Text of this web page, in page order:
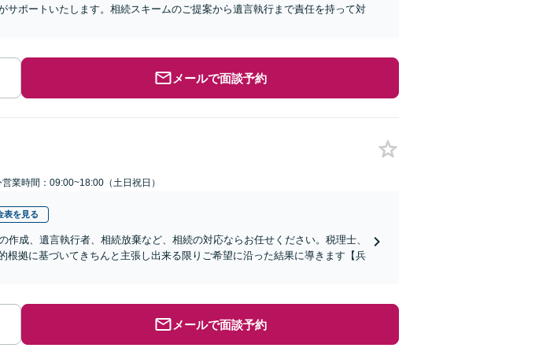
サポートいたします。相続スキームのご提案から遺言執行まで責任を持って対
メールで面談予約
営業時間：09:00~18:00（土日祝日）
表を見る
作成、遺言執行者、相続放棄など、相続の対応ならお任せください。税理士、
根拠に基づいてきちんと主張し出来る限りご希望に沿った結果に導きます【兵
メールで面談予約